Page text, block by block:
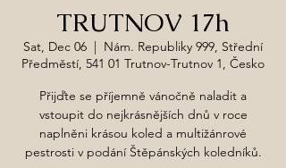
TRUTNOV 17h
Sat, Dec 06
  |
Nám. Republiky 999, Střední
Předměstí, 541 01 Trutnov-Trutnov 1, Česko
Přijďte se příjemně vánočně naladit a
vstoupit do nejkrásnějších dnů v roce
naplněni krásou koled a multižánrové
pestrosti v podání Štěpánských koledníků.